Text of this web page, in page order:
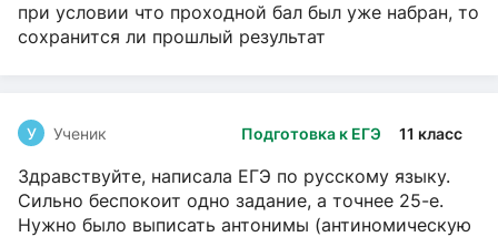
при условии что проходной бал был уже набран, то
сохранится ли прошлый результат
Подготовка к ЕГЭ 11 класс
У Ученик
Здравствуйте, написала ЕГЭ по русскому языку.
Сильно беспокоит одно задание, а точнее 25-е.
Нужно было выписать антонимы (антиномическую